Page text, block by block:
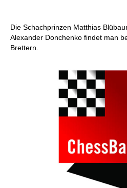
Die Schachprinzen Matthias
Alexander Donchenko findet man
Brettern.